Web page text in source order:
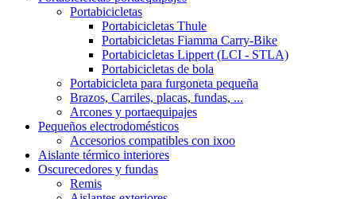
Portabicicletas
Portabicicletas Thule
Portabicicletas Fiamma Carry-Bike
Portabicicletas Lippert (LCI - STLA)
Portabicicletas de bola
Portabicicleta para furgoneta pequeña
Brazos, Carriles, placas, fundas, ...
Arcones y portaequipajes
Pequeños electrodomésticos
Accesorios compatibles con ixoo
Aislante térmico interiores
Oscurecedores y fundas
Remis